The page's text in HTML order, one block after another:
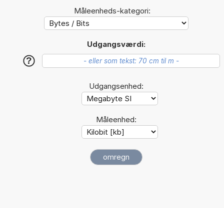
Måleenheds-kategori:
Udgangsværdi:
?
Udgangsenhed:
Måleenhed: